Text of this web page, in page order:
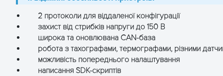
2 протоколи для віддаленої конфігурації
захист від стрибків напруги до 150 В
широка та оновлювана CAN-база
робота з тахографами, термографами, різними
можливість попереднього налаштування
написання SDK-скриптів